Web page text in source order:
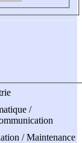
/
/ Maintenance